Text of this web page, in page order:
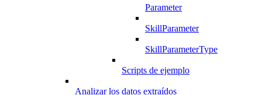
Parameter
SkillParameter
SkillParameterType
Scripts de ejemplo
Analizar los datos extraídos